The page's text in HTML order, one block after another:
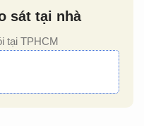
sát tại nhà
tại TPHCM